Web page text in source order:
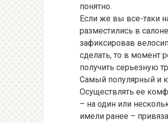
понятно.
Если же вы все-таки
разместились в
зафиксировав
сделать, то в момент
получить серьезную
Самый популярный и
Осуществлять ее
– на один или
имели ранее –